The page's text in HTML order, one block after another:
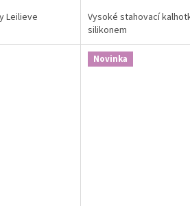
Leilieve
Vysoké stahovací
silikonem
Novinka